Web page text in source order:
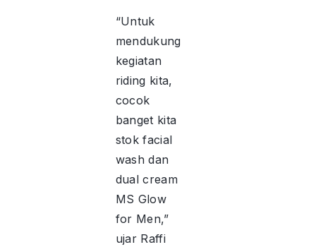
“Untuk
mendukung
kegiatan
riding kita,
cocok
banget kita
stok facial
wash dan
dual cream
MS Glow
for Men,”
ujar Raffi